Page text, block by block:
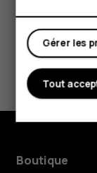
Avez-vous
Oui
Boutique
Gérer les
Tout